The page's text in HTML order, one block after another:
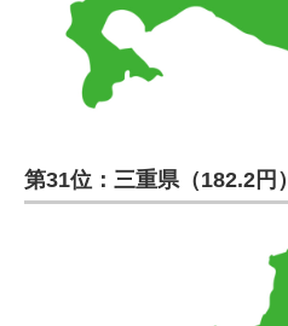
第31位：三重県（182.2円）